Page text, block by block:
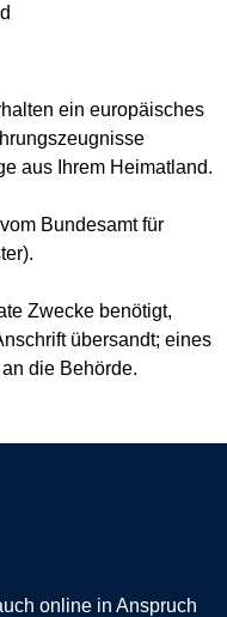
ein europäisches
aus Ihrem Heimatland.
Bundesamt für
Zwecke benötigt,
übersandt; eines
die Behörde.
online in Anspruch